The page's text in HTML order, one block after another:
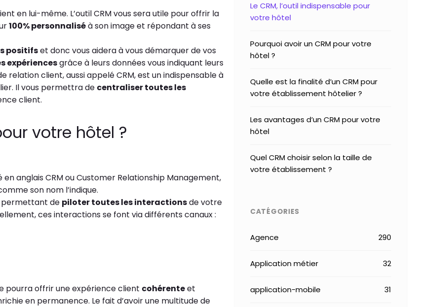
en lui-même. L’outil CRM vous sera utile pour offrir la
100% personnaliséà son image et répondant à ses
positifset donc vous aidera à vous démarquer de vos
expériencesgrâce à leurs données vous indiquant leurs
relation client, aussi appelé CRM, est un indispensable à
Il vous permettra de centraliser toutes les
client.
votre hôtel ?
anglais CRM ou Customer Relationship Management,
son nom l’indique.
permettant de piloter toutes les interactionsde votre
ces interactions se font via différents canaux :
pourra offrir une expérience client cohérenteet
en permanence. Le fait d’avoir une multitude de
Le CRM, l’outil indispensable pour
votre hôtel
Pourquoi avoir un CRM pour votre
hôtel ?
Quelle est la finalité d’un CRM pour
votre établissement hôtelier ?
Les avantages d’un CRM pour votre
hôtel
Quel CRM choisir selon la taille de
votre établissement ?
CATÉGORIES
Agence 290
Application métier 32
application-mobile 31